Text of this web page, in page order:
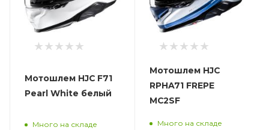
Мотошлем HJC F71
Pearl White белый
Много на складе
Мотошлем HJC
RPHA71 FREPE
MC2SF
Много на складе